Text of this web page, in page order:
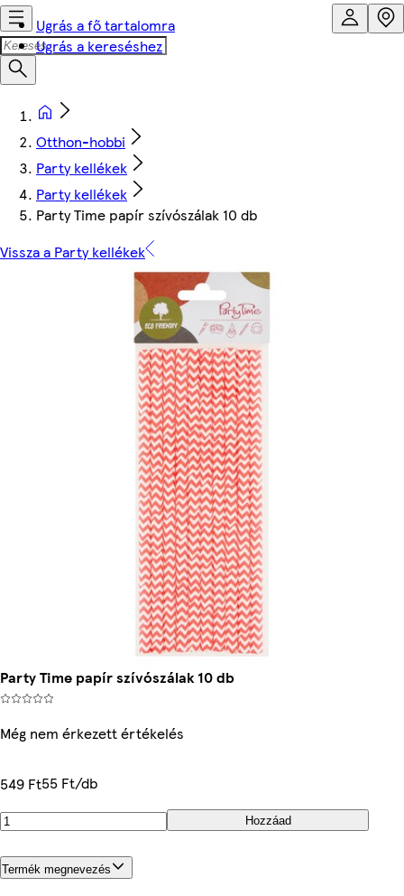
Ugrás a fő tartalomra
Ugrás a kereséshez
Otthon-hobbi
Party kellékek
Party kellékek
Party Time papír szívószálak 10 db
Vissza a Party kellékek
Party Time papír szívószálak 10 db
Még nem érkezett értékelés
549 Ft55 Ft/db
Hozzáad
Termék megnevezés